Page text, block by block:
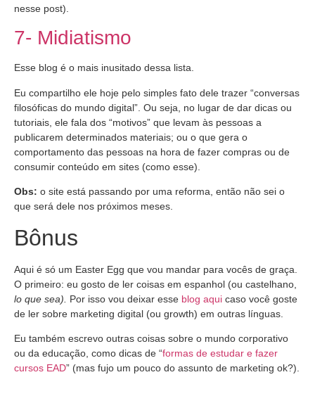
nesse post).
7- Midiatismo
Esse blog é o mais inusitado dessa lista.
Eu compartilho ele hoje pelo simples fato dele trazer “conversas
filosóficas do mundo digital”. Ou seja, no lugar de dar dicas ou
tutoriais, ele fala dos “motivos” que levam às pessoas a
publicarem determinados materiais; ou o que gera o
comportamento das pessoas na hora de fazer compras ou de
consumir conteúdo em sites (como esse).
Obs: o site está passando por uma reforma, então não sei o
que será dele nos próximos meses.
Bônus
Aqui é só um Easter Egg que vou mandar para vocês de graça.
O primeiro: eu gosto de ler coisas em espanhol (ou castelhano,
lo que sea). Por isso vou deixar esse blog aqui caso você goste
de ler sobre marketing digital (ou growth) em outras línguas.
Eu também escrevo outras coisas sobre o mundo corporativo
ou da educação, como dicas de “formas de estudar e fazer
cursos EAD” (mas fujo um pouco do assunto de marketing ok?).